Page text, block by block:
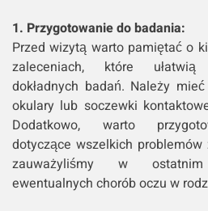
1. Przygotowanie do badania:
Przed wizytą warto pamiętać o
zaleceniach, które ułatwią
dokładnych badań. Należy
okulary lub soczewki
Dodatkowo, warto
dotyczące wszelkich problemów
zauważyliśmy w
ewentualnych chorób oczu w